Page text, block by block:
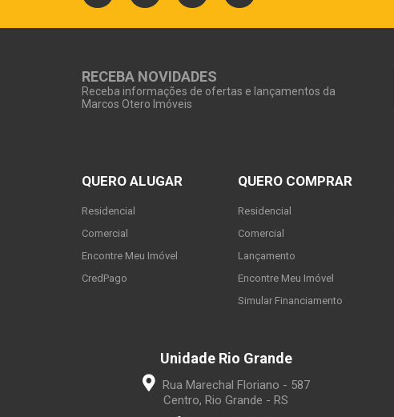
RECEBA NOVIDADES
Receba informações de ofertas e lançamentos da
Marcos Otero Imóveis
QUERO ALUGAR
Residencial
Comercial
Encontre Meu Imóvel
CredPago
QUERO COMPRAR
Residencial
Comercial
Lançamento
Encontre Meu Imóvel
Simular Financiamento
Unidade Rio Grande
Rua Marechal Floriano - 587
Centro, Rio Grande - RS